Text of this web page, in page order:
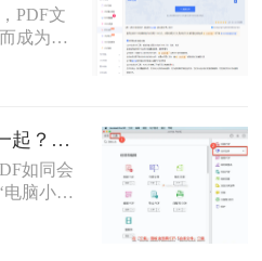
合并成
和数
PDF文
成为文
们经常
为一个
众多付
免费方
pdf怎么
将系统
方法，
令行及
两个pdf文件怎么合并到一起？3分钟教会你5种专业方法，最后一招绝了！
如同会
电脑小
核心竞
目合同